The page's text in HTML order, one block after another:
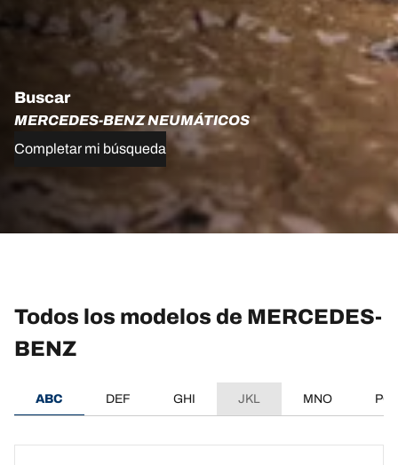
Buscar
MERCEDES-BENZ NEUMÁTICOS
Completar mi búsqueda
Todos los modelos de MERCEDES-
BENZ
ABC DEF GHI JKL MNO